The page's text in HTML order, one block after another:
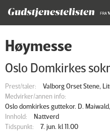
Høymesse
Oslo Domkirkes
Prest/taler:
Valborg Orset Stene,
Medvirker/annen info:
Oslo domkirkes guttekor. D.
Innhold:
Nattverd
Tidspunkt:
7. jun. kl 11.00